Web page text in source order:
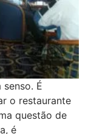
É
o restaurante
questão de
é